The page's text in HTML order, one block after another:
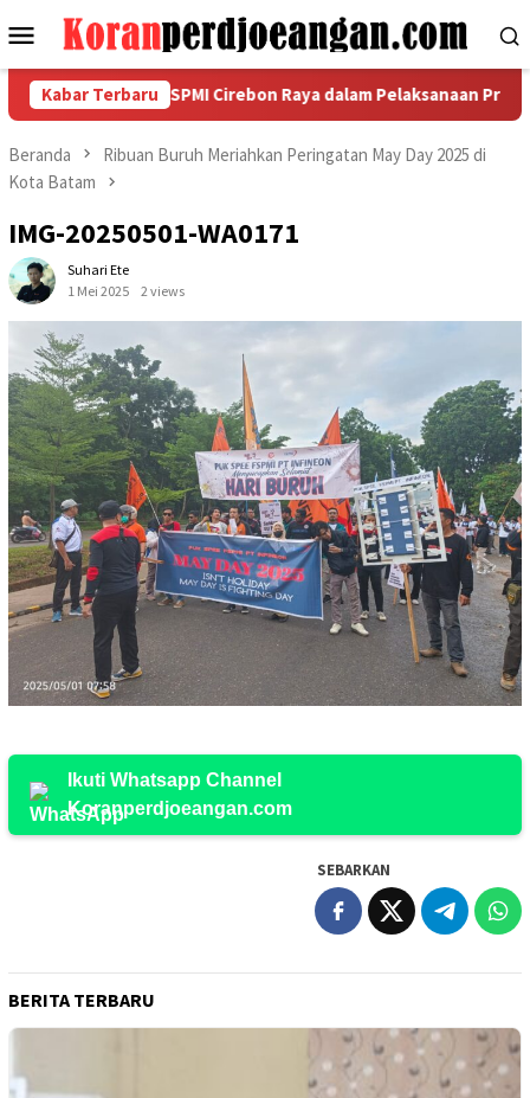
ke
Menu
Mobile
Kabar Terbaru
Garda Metal FSPMI Cirebon Raya dalam Pelaksanaan Pra Musda
Beranda
Ribuan Buruh Meriahkan Peringatan May Day 2025 di
Kota Batam
IMG-20250501-WA0171
Suhari Ete
1 Mei 2025
2 views
Ikuti Whatsapp Channel
Koranperdjoeangan.com
SEBARKAN
BERITA TERBARU